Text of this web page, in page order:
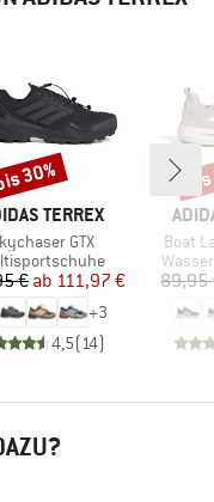
TERREX
GTX
Preis
€ reduzierter Preis
ab 111,97 €
+3
4,5(14)
30%
Artikel
Boat
89,95